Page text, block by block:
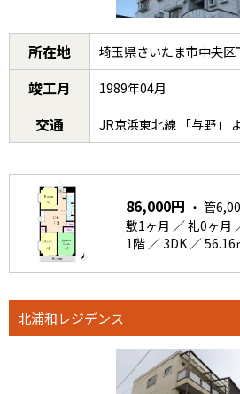
所在地 埼玉県さいたま市中央
竣工月 1989年04月
交通 JR京浜東北線 「与野」
86,000円 ・ 管
敷1ヶ月 ／ 礼0ヶ月
1階 ／ 3DK ／ 56.16
北浦和レジデンス